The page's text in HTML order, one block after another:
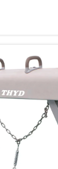
daleko
sprzętu
na wyniki